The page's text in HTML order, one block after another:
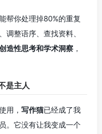
能帮你处理掉80%的重复
调整语序、查找资料、
造性思考和学术洞察 ，
是主人
用， 写作猫已经成了我
。它没有让我变成一个